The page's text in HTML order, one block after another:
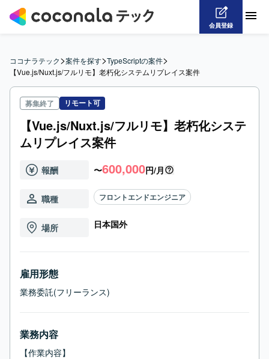
会員登録
ココナラテック>案件を探す>TypeScriptの案件>
【Vue.js/Nuxt.js/フルリモ】老朽化システムリプレイス案件
募集終了 リモート可
【Vue.js/Nuxt.js/フルリモ】老朽化システ
ムリプレイス案件
報酬 〜600,000円/月
職種 フロントエンドエンジニア
場所 日本国外
雇用形態
業務委託(フリーランス)
業務内容
【作業内容】